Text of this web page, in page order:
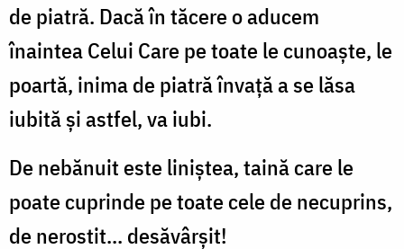
de piatră. Dacă în tăcere o aducem
înaintea Celui Care pe toate le cunoaște, le
poartă, inima de piatră învață a se lăsa
iubită și astfel, va iubi.
De nebănuit este liniștea, taină care le
poate cuprinde pe toate cele de necuprins,
de nerostit... desăvârșit!